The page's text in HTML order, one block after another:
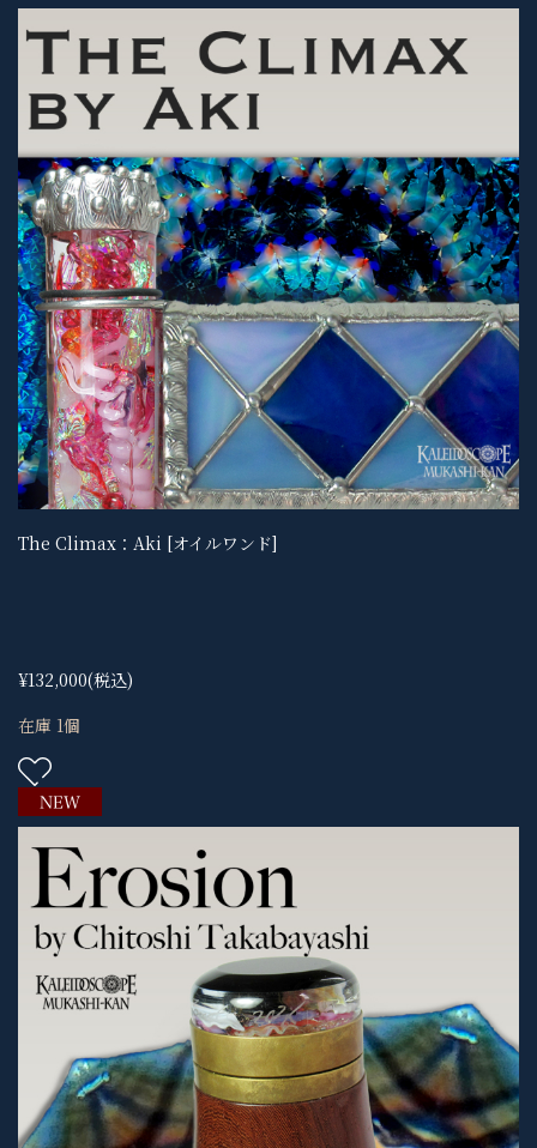
The Climax：Aki [オイルワンド]
¥132,000(税込)
在庫 1個